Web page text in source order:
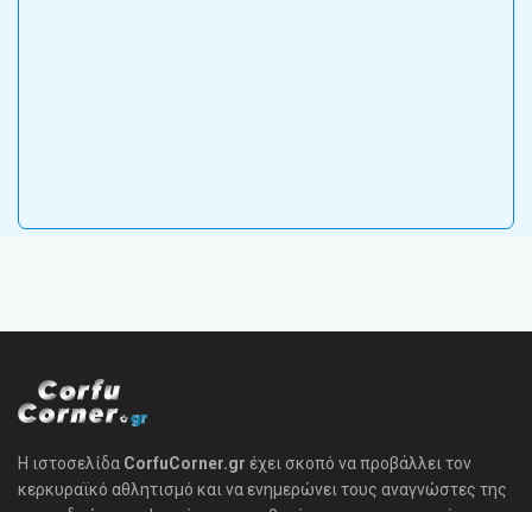
Η ιστοσελίδα CorfuCorner.gr έχει σκοπό να προβάλλει τον
κερκυραϊκό αθλητισμό και να ενημερώνει τους αναγνώστες της